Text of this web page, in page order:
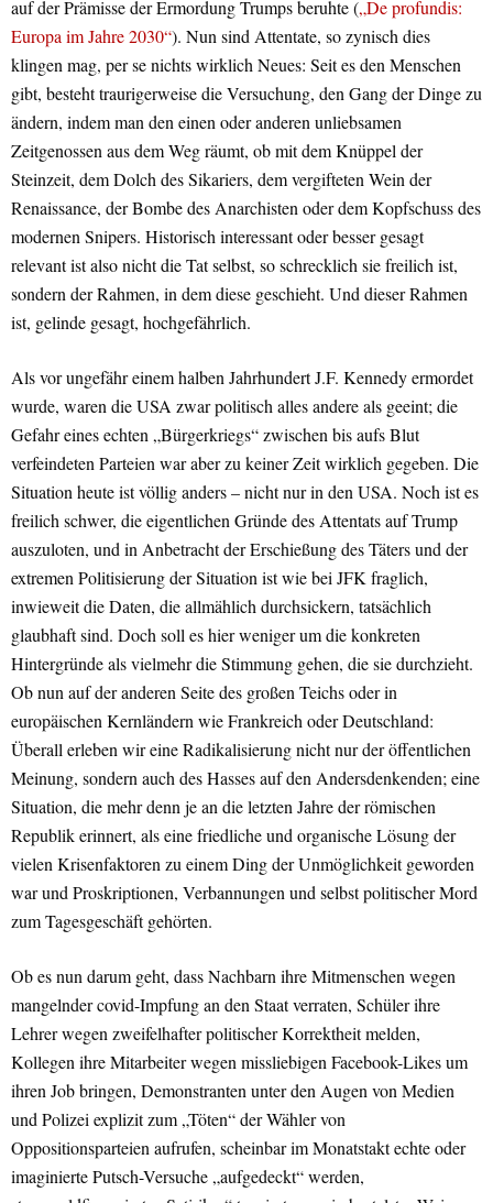
auf der Prämisse der Ermordung Trumps beruhte („De profundis:
Europa im Jahre 2030“). Nun sind Attentate, so zynisch dies
klingen mag, per se nichts wirklich Neues: Seit es den Menschen
gibt, besteht traurigerweise die Versuchung, den Gang der Dinge zu
ändern, indem man den einen oder anderen unliebsamen
Zeitgenossen aus dem Weg räumt, ob mit dem Knüppel der
Steinzeit, dem Dolch des Sikariers, dem vergifteten Wein der
Renaissance, der Bombe des Anarchisten oder dem Kopfschuss des
modernen Snipers. Historisch interessant oder besser gesagt
relevant ist also nicht die Tat selbst, so schrecklich sie freilich ist,
sondern der Rahmen, in dem diese geschieht. Und dieser Rahmen
ist, gelinde gesagt, hochgefährlich.
Als vor ungefähr einem halben Jahrhundert J.F. Kennedy ermordet
wurde, waren die USA zwar politisch alles andere als geeint; die
Gefahr eines echten „Bürgerkriegs“ zwischen bis aufs Blut
verfeindeten Parteien war aber zu keiner Zeit wirklich gegeben. Die
Situation heute ist völlig anders – nicht nur in den USA. Noch ist es
freilich schwer, die eigentlichen Gründe des Attentats auf Trump
auszuloten, und in Anbetracht der Erschießung des Täters und der
extremen Politisierung der Situation ist wie bei JFK fraglich,
inwieweit die Daten, die allmählich durchsickern, tatsächlich
glaubhaft sind. Doch soll es hier weniger um die konkreten
Hintergründe als vielmehr die Stimmung gehen, die sie durchzieht.
Ob nun auf der anderen Seite des großen Teichs oder in
europäischen Kernländern wie Frankreich oder Deutschland:
Überall erleben wir eine Radikalisierung nicht nur der öffentlichen
Meinung, sondern auch des Hasses auf den Andersdenkenden; eine
Situation, die mehr denn je an die letzten Jahre der römischen
Republik erinnert, als eine friedliche und organische Lösung der
vielen Krisenfaktoren zu einem Ding der Unmöglichkeit geworden
war und Proskriptionen, Verbannungen und selbst politischer Mord
zum Tagesgeschäft gehörten.
Ob es nun darum geht, dass Nachbarn ihre Mitmenschen wegen
mangelnder covid-Impfung an den Staat verraten, Schüler ihre
Lehrer wegen zweifelhafter politischer Korrektheit melden,
Kollegen ihre Mitarbeiter wegen missliebigen Facebook-Likes um
ihren Job bringen, Demonstranten unter den Augen von Medien
und Polizei explizit zum „Töten“ der Wähler von
Oppositionsparteien aufrufen, scheinbar im Monatstakt echte oder
imaginierte Putsch-Versuche „aufgedeckt“ werden,